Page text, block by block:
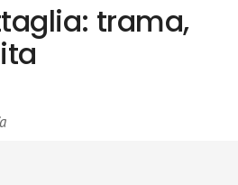
trama,